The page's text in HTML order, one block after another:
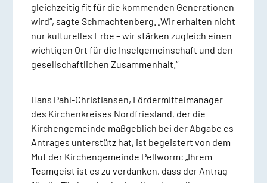
gleichzeitig fit für die kommenden Generationen
wird“, sagte Schmachtenberg. „Wir erhalten nicht
nur kulturelles Erbe – wir stärken zugleich einen
wichtigen Ort für die Inselgemeinschaft und den
gesellschaftlichen Zusammenhalt.“
Hans Pahl-Christiansen, Fördermittelmanager
des Kirchenkreises Nordfriesland, der die
Kirchengemeinde maßgeblich bei der Abgabe es
Antrages unterstütz hat, ist begeistert von dem
Mut der Kirchengemeinde Pellworm: „Ihrem
Teamgeist ist es zu verdanken, dass der Antrag